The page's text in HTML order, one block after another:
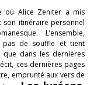
où Alice Zeniter a mis
son itinéraire personnel
L’ensemble,
pas de souffle et tient
que dans les dernières
ces dernières pages
emprunté aux vers de